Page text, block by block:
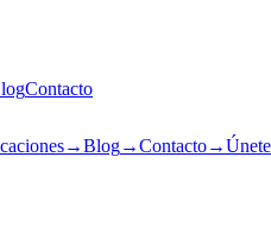
Contacto
→Blog→Contacto→